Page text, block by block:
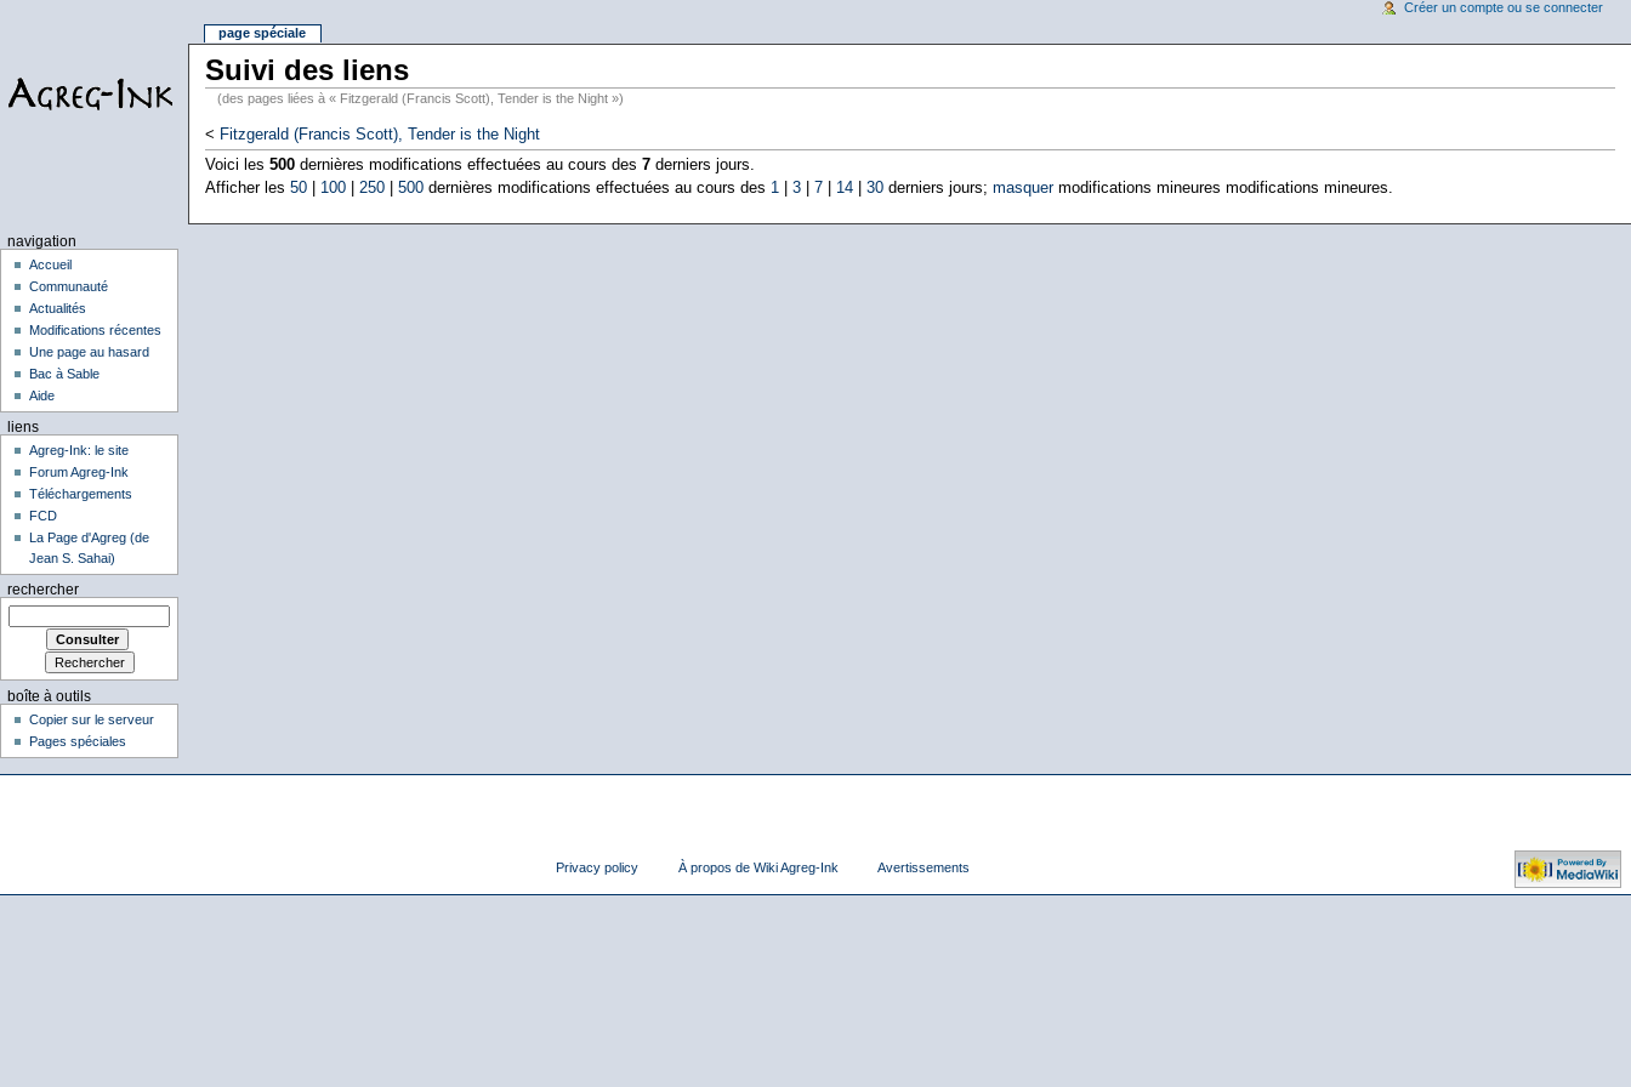
Suivi des liens
(des pages liées à « Fitzgerald (Francis Scott), Tender is the Night »)
< Fitzgerald (Francis Scott), Tender is the Night
Voici les 500dernières modifications effectuées au cours des 7derniers jours.
Afficher les 50| 100| 250| 500dernières modifications effectuées au cours des 1| 3| 7| 14| 30derniers jours; masquermodifications mineures modifications mineures.
page spéciale
Créer un compte ou se connecter
navigation
Accueil
Communauté
Actualités
Modifications récentes
Une page au hasard
Bac à Sable
Aide
liens
Agreg-Ink: le site
Forum Agreg-Ink
Téléchargements
FCD
La Page d'Agreg (de
Jean S. Sahai)
rechercher
boîte à outils
Copier sur le serveur
Pages spéciales
Privacy policy À propos de Wiki Agreg-Ink Avertissements